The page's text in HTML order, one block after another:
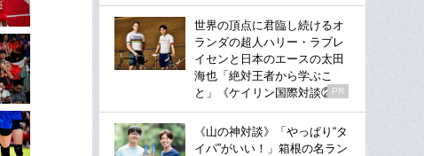
世界の頂点に君臨し続けるオ
ランダの超人ハリー・ラブレ
イセンと日本のエースの太田
海也「絶対王者から学ぶこ
と」《ケイリン国際対談②》
PR
《山の神対談》「やっぱり“タ
イパ”がいい！」箱根の名ラン